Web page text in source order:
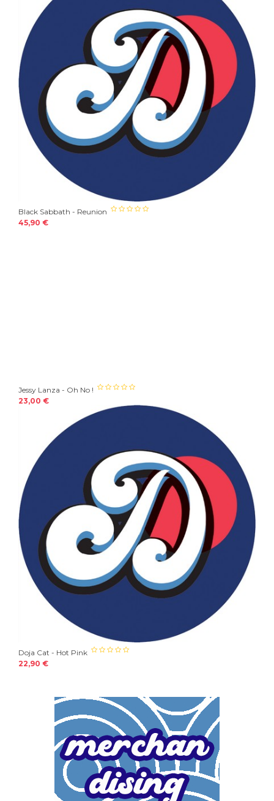
Black Sabbath - Reunion
45,90 €
Jessy Lanza - Oh No !
23,00 €
Doja Cat - Hot Pink
22,90 €